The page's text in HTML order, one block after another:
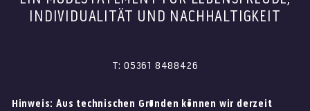
INDIVIDUALITÄT UND NACHHALTIGKEIT
T: 05361 8488426
Hinweis: Aus technischen Gründen können wir derzeit